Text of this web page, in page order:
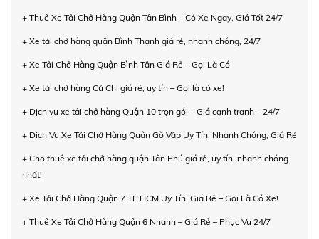
+ Thuê Xe Tải Chở Hàng Quận Tân Bình – Có Xe Ngay, Giá Tốt 24/7
+ Xe tải chở hàng quận Bình Thạnh giá rẻ, nhanh chóng, 24/7
+ Xe Tải Chở Hàng Quận Bình Tân Giá Rẻ – Gọi Là Có
+ Xe tải chở hàng Củ Chi giá rẻ, uy tín – Gọi là có xe!
+ Dịch vụ xe tải chở hàng Quận 10 trọn gói – Giá cạnh tranh – 24/7
+ Dịch Vụ Xe Tải Chở Hàng Quận Gò Vấp Uy Tín, Nhanh Chóng, Giá Rẻ
+ Cho thuê xe tải chở hàng quận Tân Phú giá rẻ, uy tín, nhanh chóng
nhất!
+ Xe Tải Chở Hàng Quận 7 TP.HCM Uy Tín, Giá Rẻ – Gọi Là Có Xe!
+ Thuê Xe Tải Chở Hàng Quận 6 Nhanh – Giá Rẻ – Phục Vụ 24/7